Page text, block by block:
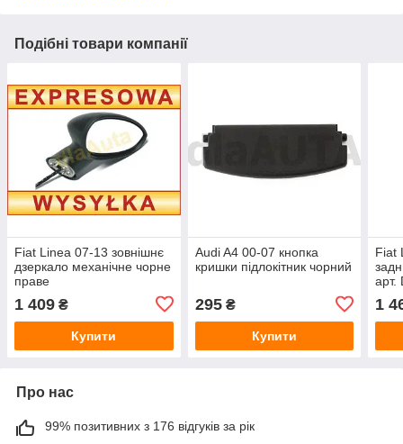
Подібні товари компанії
Fiat Linea 07-13 зовнішнє
дзеркало механічне чорне
праве
1 409 ₴
Купити
Audi A4 00-07 кнопка
кришки підлокітник чорний
295₴
Купити
Fiat
арт.
1
Про нас
99% позитивних з 176 відгуків за рік